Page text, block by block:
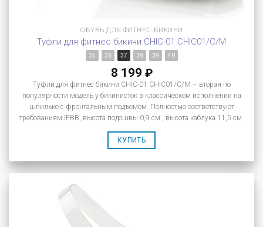
ОБУВЬ ДЛЯ ФИТНЕС-БИКИНИ
Туфли для фитнес бикини CHIC-01 CHIC01/C/M
35 36 37 38 39 40
8 199 ₽
Туфли для фитнес бикини CHIC-01 CHIC01/C/M – вторая по
популярности модель у бикинисток в классическом исполнении на
шпильке с фронтальным подъемом. Полностью соответствуют
требованиям IFBB, высота подошвы 0,9 см., высота каблука 11,5 см.
КУПИТЬ